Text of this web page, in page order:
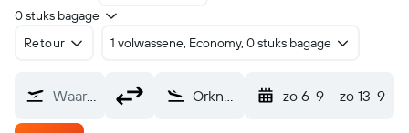
0 stuks bagage
Retour
1 volwassene, Economy, 0 stuks bagage
Waarvandaan? Orkney North Ronaldsay (NRL) zo 6-9 - zo 13-9